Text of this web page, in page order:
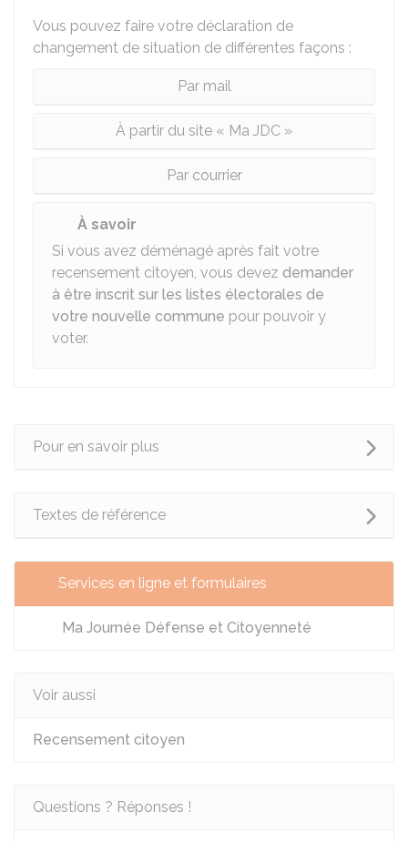
Vous pouvez faire votre déclaration de
changement de situation de différentes façons :
Par mail
À partir du site « Ma JDC »
Par courrier
À savoir
Si vous avez déménagé après fait votre
recensement citoyen, vous devez demander
à être inscrit sur les listes électorales de
votre nouvelle commune pour pouvoir y
voter.
Pour en savoir plus
Textes de référence
Services en ligne et formulaires
Ma Journée Défense et Citoyenneté
Voir aussi
Recensement citoyen
Questions ? Réponses !